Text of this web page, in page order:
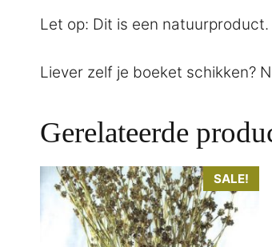
Let op: Dit is een
Liever zelf je boeket schikken?
Gerelateerde
SALE!